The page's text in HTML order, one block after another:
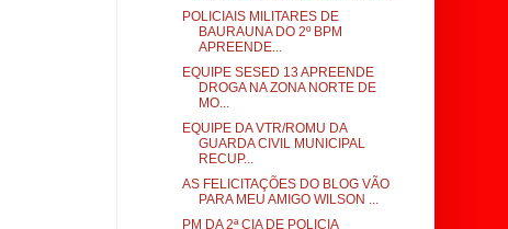
POLICIAIS MILITARES DE
BAURAUNA DO 2º BPM
APREENDE...
EQUIPE SESED 13 APREENDE
DROGA NA ZONA NORTE DE
MO...
EQUIPE DA VTR/ROMU DA
GUARDA CIVIL MUNICIPAL
RECUP...
AS FELICITAÇÕES DO BLOG VÃO
PARA MEU AMIGO WILSON ...
PM DA 2ª CIA DE POLICIA